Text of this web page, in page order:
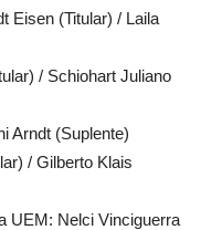
Eisen (Titular) / Laila
/ Schiohart Juliano
Arndt (Suplente)
/ Gilberto Klais
UEM: Nelci Vinciguerra